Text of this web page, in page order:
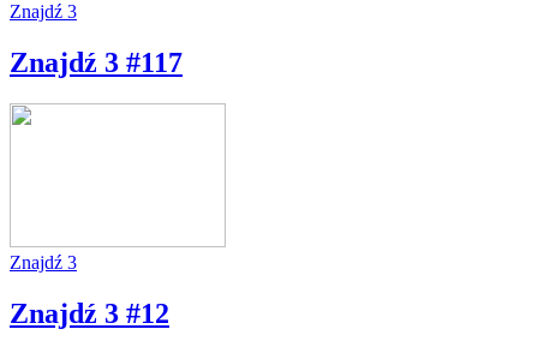
Znajdź 3
Znajdź 3 #117
Znajdź 3
Znajdź 3 #12